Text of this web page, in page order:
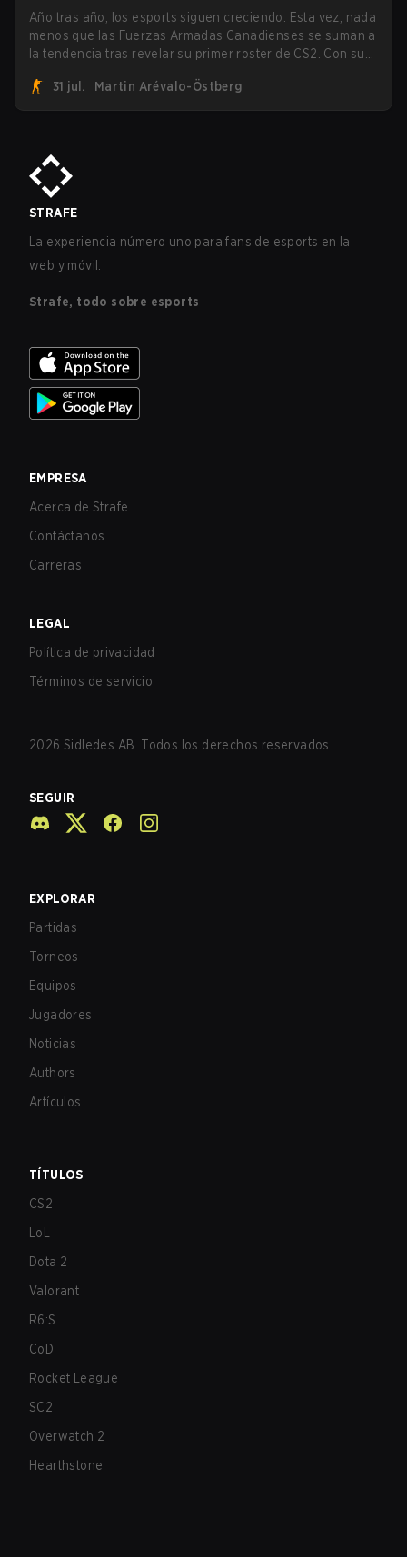
Año tras año, los esports siguen creciendo. Esta vez, nada
menos que las Fuerzas Armadas Canadienses se suman a
la tendencia tras revelar su primer roster de CS2. Con su
unirá ahora a una competencia de CS para personal
militar destinada a expandir el alcance de los esports.
31 jul. Martin Arévalo-Östberg
STRAFE
La experiencia número uno para fans de esports en la
web y móvil.
Strafe, todo sobre esports
EMPRESA
Acerca de Strafe
Contáctanos
Carreras
LEGAL
Política de privacidad
Términos de servicio
2026 Sidledes AB. Todos los derechos reservados.
SEGUIR
EXPLORAR
Partidas
Torneos
Equipos
Jugadores
Noticias
Authors
Artículos
TÍTULOS
CS2
LoL
Dota 2
Valorant
R6:S
CoD
Rocket League
SC2
Overwatch 2
Hearthstone